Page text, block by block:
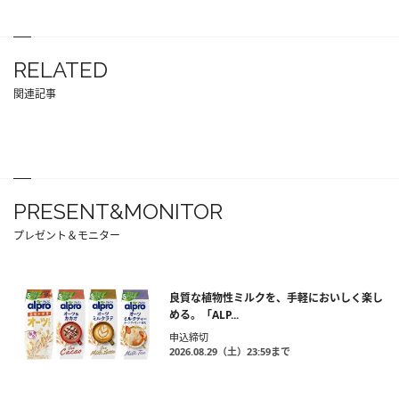
RELATED
関連記事
PRESENT&MONITOR
プレゼント＆モニター
良質な植物性ミルクを、手軽においしく楽し
める。「ALP...
申込締切
2026.08.29（土）23:59まで